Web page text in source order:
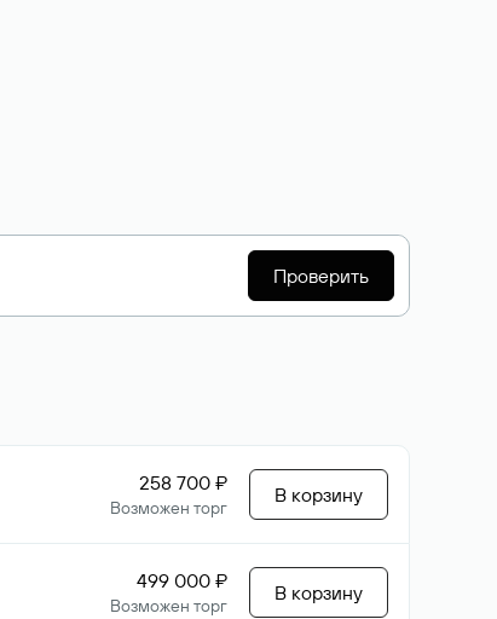
Проверить
258 700 ₽
Возможен торг
В корзину
499 000 ₽
Возможен торг
В корзину